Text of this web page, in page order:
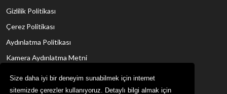
Size daha iyi bir deneyim sunabilmek için internet
sitemizde çerezler kullanıyoruz. Detaylı bilgi almak için
Gizlilik Politikası
Çerez Politikası
Aydınlatma Politikası
Kamera Aydınlatma Metni
İletişim Bilgisi